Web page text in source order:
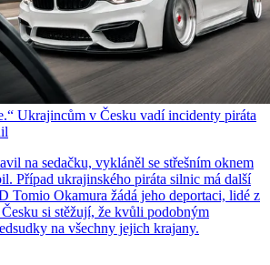
Ukrajincům v Česku vadí incidenty piráta
na sedačku, vykláněl se střešním oknem
Případ ukrajinského piráta silnic má další
Tomio Okamura žádá jeho deportaci, lidé z
si stěžují, že kvůli podobným
na všechny jejich krajany.